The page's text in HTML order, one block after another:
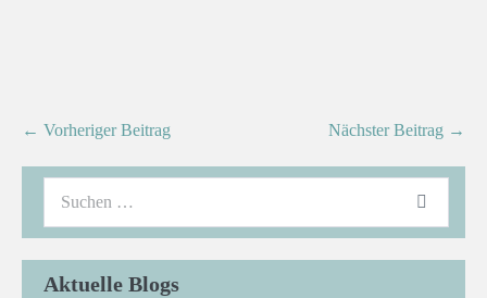
← Vorheriger Beitrag Nächster Beitrag →
Aktuelle Blogs